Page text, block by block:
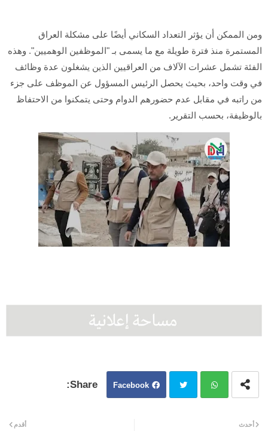
ومن الممكن أن يؤثر التعداد السكاني أيضًا على مشكلة العراق
المستمرة منذ فترة طويلة مع ما يسمى بـ "الموظفين الوهميين". وهذه
الفئة تشمل عشرات الآلاف من العراقيين الذين يشغلون عدة وظائف
في وقت واحد، بحيث يحصل الرئيس المسؤول عن الموظف على جزء
من راتبه في مقابل عدم حضورهم الدوام وحتى يتمكنوا من الاحتفاظ
بالوظيفة، بحسب التقرير.
Facebook
أحدث أقدم